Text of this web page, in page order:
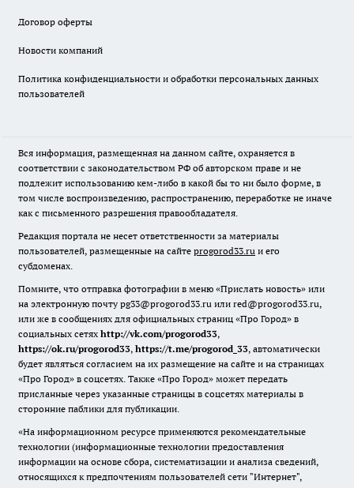
Договор оферты
Новости компаний
Политика конфиденциальности и обработки персональных данных
пользователей
Вся информация, размещенная на данном сайте, охраняется в
соответствии с законодательством РФ об авторском праве и не
подлежит использованию кем-либо в какой бы то ни было форме, в
том числе воспроизведению, распространению, переработке не иначе
как с письменного разрешения правообладателя.
Редакция портала не несет ответственности за материалы
пользователей, размещенные на сайте progorod33.ru и его
субдоменах.
Помните, что отправка фотографии в меню «Прислать новость» или
на электронную почту pg33@progorod33.ru или red@progorod33.ru,
или же в сообщениях для официальных страниц «Про Город» в
социальных сетях http://vk.com/progorod33,
https://ok.ru/progorod33, https://t.me/progorod_33, автоматически
будет являться согласием на их размещение на сайте и на страницах
«Про Город» в соцсетях. Также «Про Город» может передать
присланные через указанные страницы в соцсетях материалы в
сторонние паблики для публикации.
«На информационном ресурсе применяются рекомендательные
технологии (информационные технологии предоставления
информации на основе сбора, систематизации и анализа сведений,
относящихся к предпочтениям пользователей сети "Интернет",